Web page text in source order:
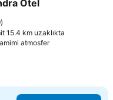
ekle
Otel
15.4 km uzaklıkta
atmosfer